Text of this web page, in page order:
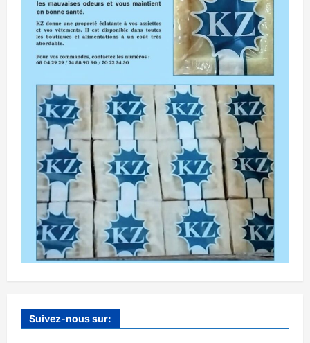
Suivez-nous sur: